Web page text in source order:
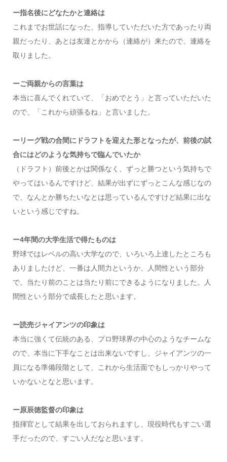
ー指名後にどなたかと連絡は
これまでお世話になった、指導していただいた方であったり両
親だったり、あとは友達とかから（連絡が）来たので、連絡を
取りました。
ーご両親からの言葉は
本当に喜んでくれていて、「おめでとう」と言っていただいた
ので、「これから頑張るね」と言いました。
ーリーグ戦の合間にドラフトを迎えた形となったが、前後の試
合にはどのような気持ちで臨んでいたか
（ドラフト）前後とかは関係なく、ずっと勝つという気持ちで
やってはいるんですけど、結果が出ずにずっとこんな感じなの
で、なんとか勝ちたいなとは思っているんですけど結果に出な
いという感じですね。
ー4年間の大学生活で得たものは
野球ではレベルの高い大学なので、いろいろ上達したところも
ありましたけど、一番は人間力というか、人間性という部分
で。当たり前のことは当たり前にできるようになりました。人
間性という部分で成長したと思います。
ー読売ジャイアンツの印象は
本当に強くて伝統のある、プロ野球界の中心のようなチームな
ので、本当に下手なことは出来ないですし、ジャイアンツの一
員になる準備段階として、これから生活面でもしっかりやって
いかないとなと思います。
ー原辰徳監督の印象は
指揮官として結果を出しておられますし、現役時代もすごい選
手だったので、すごい人だなと思います。